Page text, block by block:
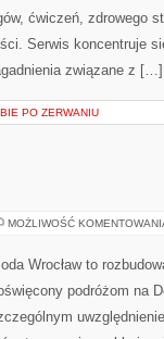
ćwiczeń, zdrowego
Serwis koncentruje
związane z […]
PO ZERWANIU
MOŻLIWOŚĆ
Wrocław to
podróżom na